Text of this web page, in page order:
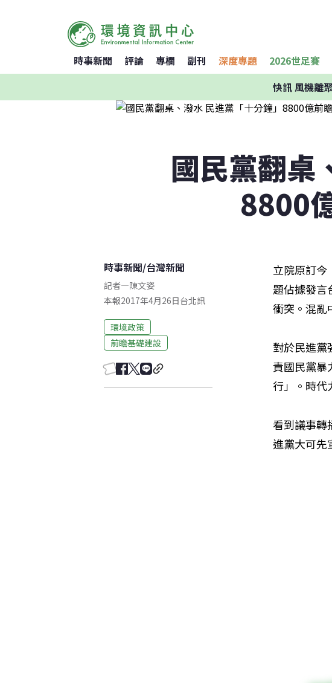
時事新聞 評論 專欄 副刊 深度專題 2026世足賽
快訊風機離
國民黨翻桌
8800
時事新聞/台灣新聞
記者—陳文姿
本報2017年4月26日台北訊
環境政策
前瞻基礎建設
立院原訂今
題佔據發言
衝突。混亂
對於民進黨
責國民黨暴
行」。時代
看到議事轉
進黨大可先